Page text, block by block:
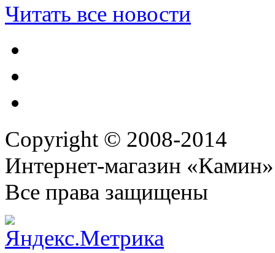
Читать все новости
Copyright © 2008-2014
Интернет-магазин «Камин»
Все права защищены